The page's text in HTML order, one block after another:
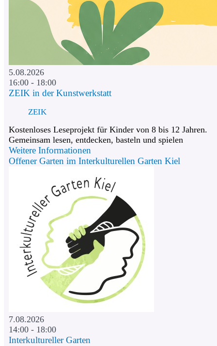
5.08.2026
16:00 - 18:00
ZEIK in der Kunstwerkstatt
ZEIK
Kostenloses Leseprojekt für Kinder von 8 bis 12 Jahren.
Gemeinsam lesen, entdecken, basteln und spielen
Weitere Informationen
Offener Garten im Interkulturellen Garten Kiel
7.08.2026
14:00 - 18:00
Interkultureller Garten